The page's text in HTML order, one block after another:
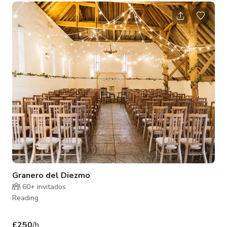
tarifas personalizadas. El Salón del Arquero se encuentra
frente al granero del Diezmo en el patio del granero. Además
de ser un espacio interior perfecto para todo el día, tiene
espacio para acomodar hasta 80 invitados para ceremonias
más pequeñas. De
Granero del Diezmo
60+ invitados
Reading